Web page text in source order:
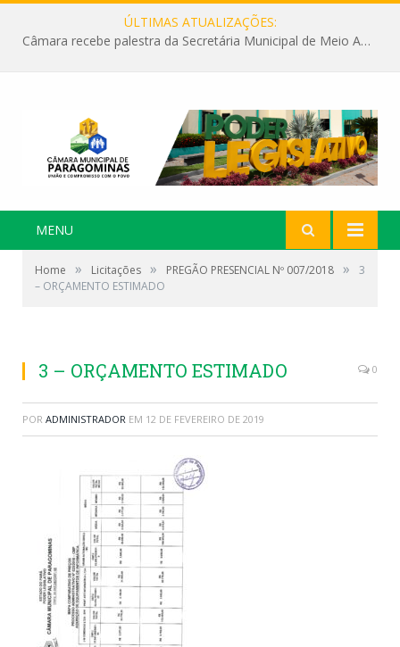
ÚLTIMAS ATUALIZAÇÕES:
Câmara recebe palestra da Secretária Municipal de Meio Ambiente sobre as ações da “SEMANA DO MEIO AMBIENTE”
MENU
Home » Licitações » PREGÃO PRESENCIAL Nº 007/2018 »
3
– ORÇAMENTO ESTIMADO
3 – ORÇAMENTO ESTIMADO 0
POR ADMINISTRADOR EM 12 DE FEVEREIRO DE 2019